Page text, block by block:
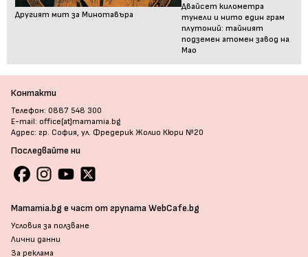
Другият мит за Минотавъра
Двайсет километра
тунели и нито един грам
плутоний: тайният
подземен атомен завод на
Мао
Контакти
Телефон: 0887 548 300
E-mail: office[at]mamamia.bg
Адрес: гр. София, ул. Фредерик Жолио Кюри №20
Последвайте ни
Mamamia.bg е част от групата WebCafe.bg
Условия за ползване
Лични данни
За реклама